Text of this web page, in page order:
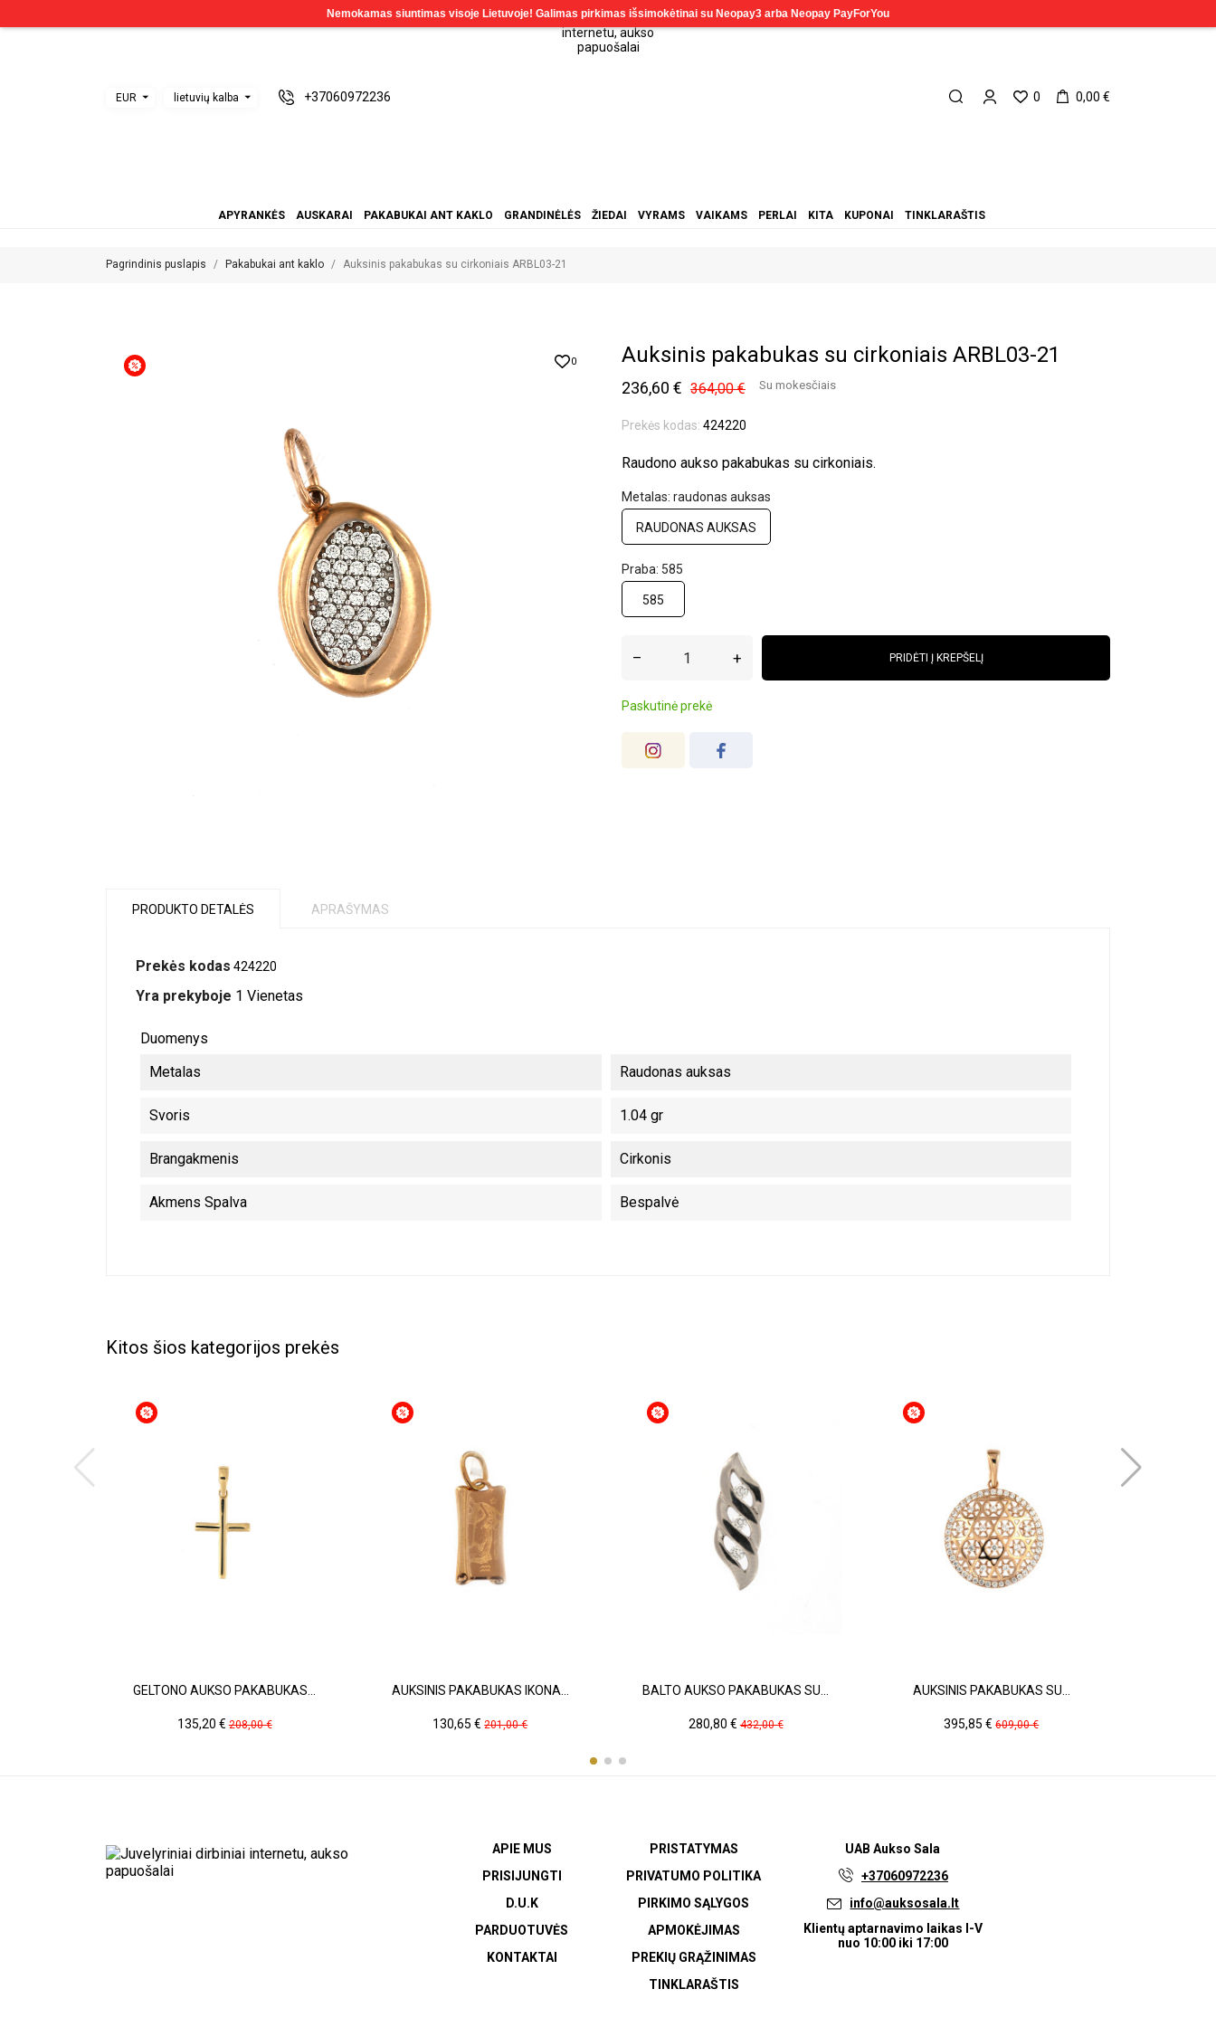
EUR lietuvių kalba +37060972236 0 0,00 €
APYRANKĖS AUSKARAI PAKABUKAI ANT KAKLO GRANDINĖLĖS ŽIEDAI VYRAMS VAIKAMS PERLAI KITA KUPONAI TINKLARAŠTIS
Pagrindinis puslapis Pakabukai ant kaklo Auksinis pakabukas su cirkoniais ARBL03-21
0 Auksinis pakabukas su cirkoniais ARBL03-21
236,60 € 364,00 € Su mokesčiais
Prekės kodas: 424220
Raudono aukso pakabukas su cirkoniais.
Metalas: raudonas auksas
RAUDONAS AUKSAS
Praba: 585
585
– + PRIDĖTI Į KREPŠELĮ
Paskutinė prekė
PRODUKTO DETALĖS APRAŠYMAS
Prekės kodas 424220
Yra prekyboje 1 Vienetas
Duomenys
Metalas
Raudonas auksas
Svoris 1.04 gr
Brangakmenis Cirkonis
Akmens Spalva Bespalvė
Kitos šios kategorijos prekės
GELTONO AUKSO PAKABUKAS...
Kaina
135,20 €Pradinė
kaina
208,00 €
AUKSINIS PAKABUKAS IKONA...
Kaina
130,65 € Pradinė
kaina
201,00 €
BALTO AUKSO PAKABUKAS SU...
Kaina
280,80 €Pradinė
kaina
432,00 €
AUKSINIS PAKABUKAS SU...
Kaina
395,85 € Pradinė
kaina
609,00 €
APIE MUS
PRISIJUNGTI
D.U.K
PARDUOTUVĖS
KONTAKTAI
PRISTATYMAS
PRIVATUMO POLITIKA
PIRKIMO SĄLYGOS
APMOKĖJIMAS
PREKIŲ GRĄŽINIMAS
TINKLARAŠTIS
UABAukso Sala
+37060972236
info@auksosala.lt
Klientų aptarnavimo laikas I-V
nuo 10:00 iki 17:00